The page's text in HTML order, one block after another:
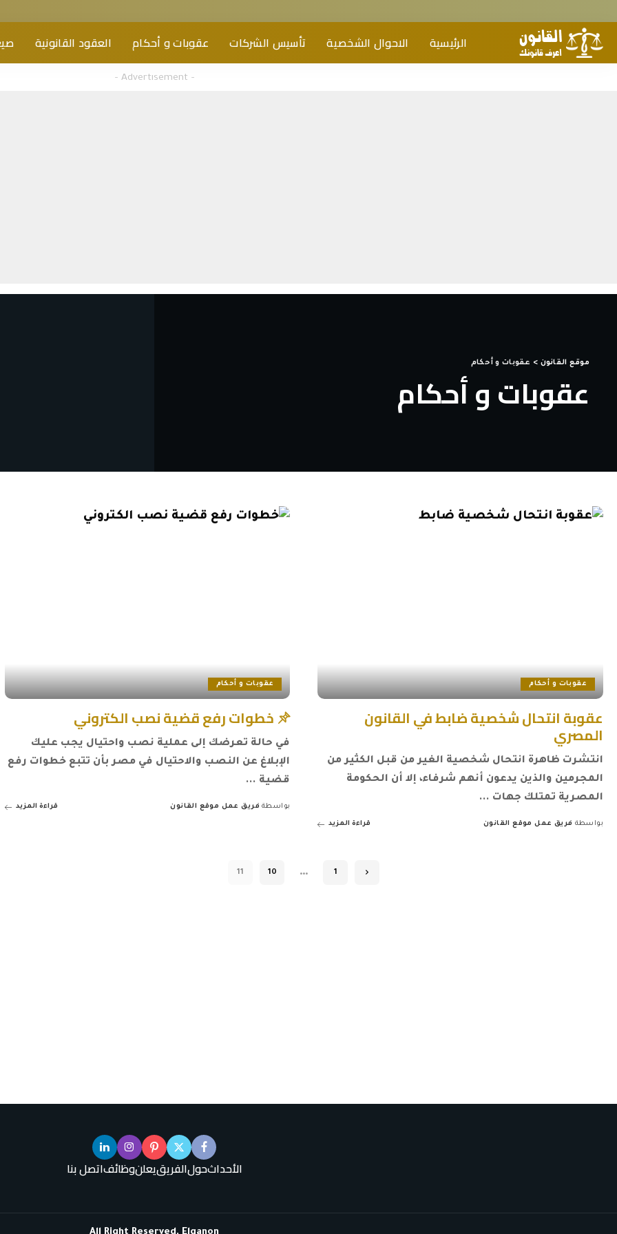
الرئيسية الاحوال الشخصية تأسيس الشركات عقوبات و أحكام العقود القانونية
– Advertisement –
موقع القانون > عقوبات و أحكام
عقوبات و أحكام
عقوبات و أحكام
عقوبة انتحال شخصية ضابط في القانون
المصري
انتشرت ظاهرة انتحال شخصية الغير من قبل الكثير من
المجرمين والذين يدعون أنهم شرفاء، إلا أن الحكومة
المصرية تمتلك جهات ...
بواسطة فريق عمل موقع القانون قراءة المزيد
عقوبات و أحكام
خطوات رفع قضية نصب الكتروني
في حالة تعرضك إلى عملية نصب واحتيال يجب عليك
الإبلاغ عن النصب والاحتيال في مصر بأن تتبع خطوات رفع
قضية ...
بواسطة فريق عمل موقع القانون قراءة المزيد
1
…
10
11
الأحداثحولالفريقيعلنوظائفاتصل بنا